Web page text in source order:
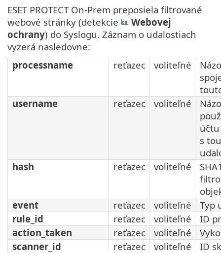
ESET PROTECT On-Prem preposiela filtrované
webové stránky (detekcie
Webovej
ochrany) do Syslogu. Záznam o udalostiach
vyzerá nasledovne:
processname
reťazec voliteľné
username
reťazec voliteľné
s
hash
reťazec voliteľné
event
reťazec voliteľné
Typ
rule_id
reťazec voliteľné
ID
action_taken
reťazec voliteľné
scanner_id
reťazec voliteľné
ID